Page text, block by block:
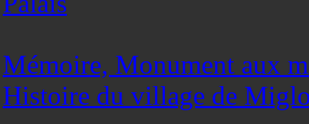
Mémoire, Monument aux
Histoire du village de